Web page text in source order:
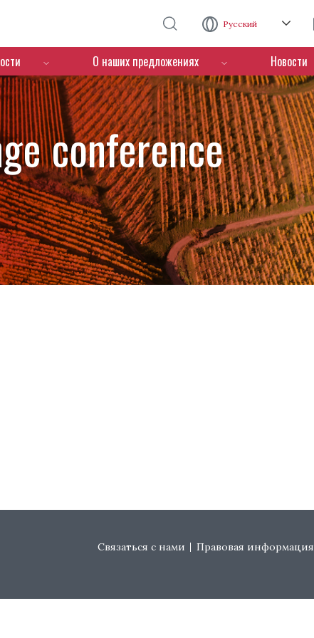
Русский
О наших предложениях Новости
conference
Footer menu
Связаться с нами Правовая информация